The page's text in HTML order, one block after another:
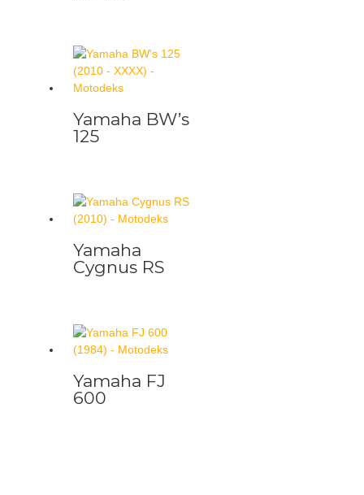
Yamaha BW’s
125
Yamaha
Cygnus RS
Yamaha FJ
600